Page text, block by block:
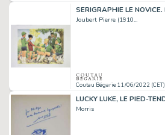
Joubert Pierre (1910...
Coutau Bégarie 11/06/2022 (CET)
Morris